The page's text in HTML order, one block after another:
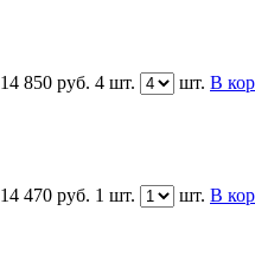
14 850 руб. 4 шт. шт. В
14 470 руб. 1 шт. шт. В